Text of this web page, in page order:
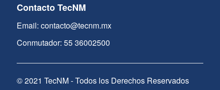
Contacto TecNM
Email: contacto@tecnm.mx
Conmutador: 55 36002500
© 2021 TecNM - Todos los Derechos Reservados